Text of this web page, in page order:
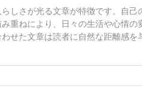
しさが光る文章が特徴です。自己
重ねにより、日々の生活や心情
せた文章は読者に自然な距離感を